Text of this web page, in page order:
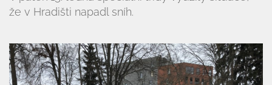
že v Hradišti napadl sníh.